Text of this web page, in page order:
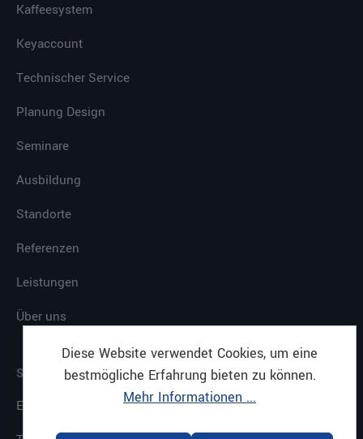
Kaffeesystem
Keyaccount
Technischer Service
Planung Design
Seminare
Ausbildung
Standorte
Referenzen
Leistungen
Über uns
SERVICE
E-Procurement
Diese Website verwendet Cookies, um eine
bestmögliche Erfahrung bieten zu können.
Mehr Informationen ...